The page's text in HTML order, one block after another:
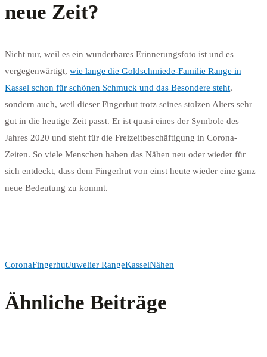
neue Zeit?
Nicht nur, weil es ein wunderbares Erinnerungsfoto ist und es
vergegenwärtigt, wie lange die Goldschmiede-Familie Range in
Kassel schon für schönen Schmuck und das Besondere steht,
sondern auch, weil dieser Fingerhut trotz seines stolzen Alters sehr
gut in die heutige Zeit passt. Er ist quasi eines der Symbole des
Jahres 2020 und steht für die Freizeitbeschäftigung in Corona-
Zeiten. So viele Menschen haben das Nähen neu oder wieder für
sich entdeckt, dass dem Fingerhut von einst heute wieder eine ganz
neue Bedeutung zu kommt.
CoronaFingerhutJuwelier RangeKasselNähen
Ähnliche Beiträge